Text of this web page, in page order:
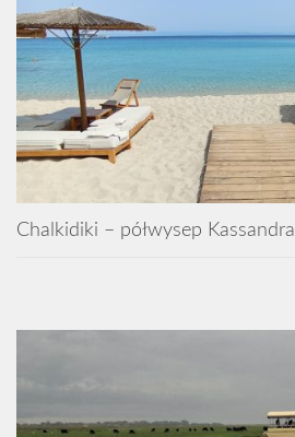
Chalkidiki – półwysep Kassandra